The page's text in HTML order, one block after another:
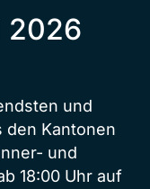
2026
und
den Kantonen
und
18:00 Uhr auf